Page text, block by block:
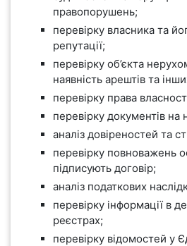
правопорушень;
перевірку власника та
репутації;
перевірку об’єкта
наявність арештів та
перевірку права
перевірку документів на
аналіз довіреностей та
перевірку повноважень
підписують договір;
аналіз податкових
перевірку інформації в
реєстрах;
перевірку відомостей у